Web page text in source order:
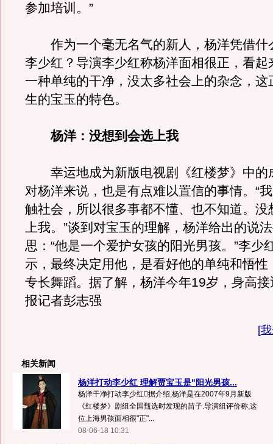
参加培训。”
作为一个毫无名气的新人，杨洋凭借什
李少红？导演李少红称杨洋面相很正，看起
一种单纯的干净，没太多社会上的杂念，这
生的宝玉的特色。
杨洋：没想到会选上我
幸运地成为新版电视剧《红楼梦》中的
对杨洋来说，也是有点难以置信的事情。“
触社会，所以很多事都不懂、也不知道。没
上我。”谈到对宝玉的理解，杨洋给出的说
思：“他是一个爱护女孩的阳光男孩。”李少
示，最终决定用他，是看好他的单纯和悟性
专长舞蹈。据了解，杨洋今年19岁，身高
报记者彭志强
[
相关新闻
杨洋打动李少红 理解贾宝玉是"阳光男孩...
杨洋干净打动李少红据介绍,杨洋是在2007年9月新版
《红楼梦》剧组全国甄选时发现的苗子.导演组评价称,这
位上海男孩面相很"正"...
08-06-18 10:31